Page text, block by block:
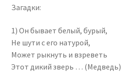
Загадки:
1) Он бывает белый, бурый,
Не шути с его натурой,
Может рыкнуть и взреветь
Этот дикий зверь … (Медведь)